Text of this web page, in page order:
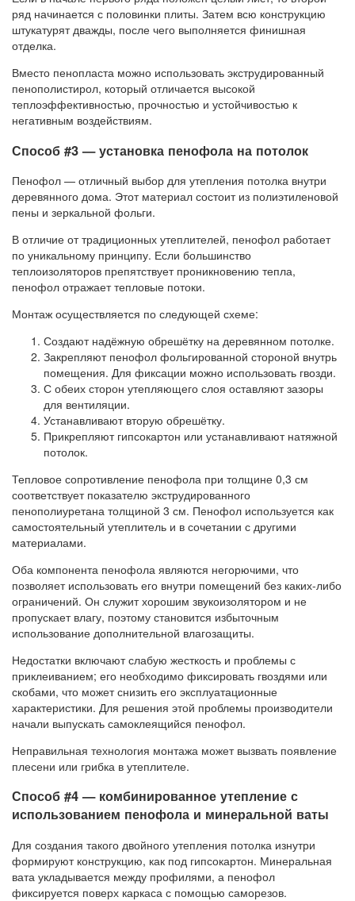
ряд начинается с половинки плиты. Затем всю конструкцию
штукатурят дважды, после чего выполняется финишная
отделка.
Вместо пенопласта можно использовать экструдированный
пенополистирол, который отличается высокой
теплоэффективностью, прочностью и устойчивостью к
негативным воздействиям.
Способ #3 — установка пенофола на потолок
Пенофол — отличный выбор для утепления потолка внутри
деревянного дома. Этот материал состоит из полиэтиленовой
пены и зеркальной фольги.
В отличие от традиционных утеплителей, пенофол работает
по уникальному принципу. Если большинство
теплоизоляторов препятствует проникновению тепла,
пенофол отражает тепловые потоки.
Монтаж осуществляется по следующей схеме:
Создают надёжную обрешётку на деревянном потолке.
Закрепляют пенофол фольгированной стороной внутрь
помещения. Для фиксации можно использовать гвозди.
С обеих сторон утепляющего слоя оставляют зазоры
для вентиляции.
Устанавливают вторую обрешётку.
Прикрепляют гипсокартон или устанавливают натяжной
потолок.
Тепловое сопротивление пенофола при толщине 0,3 см
соответствует показателю экструдированного
пенополиуретана толщиной 3 см. Пенофол используется как
самостоятельный утеплитель и в сочетании с другими
материалами.
Оба компонента пенофола являются негорючими, что
позволяет использовать его внутри помещений без каких-либо
ограничений. Он служит хорошим звукоизолятором и не
пропускает влагу, поэтому становится избыточным
использование дополнительной влагозащиты.
Недостатки включают слабую жесткость и проблемы с
приклеиванием; его необходимо фиксировать гвоздями или
скобами, что может снизить его эксплуатационные
характеристики. Для решения этой проблемы производители
начали выпускать самоклеящийся пенофол.
Неправильная технология монтажа может вызвать появление
плесени или грибка в утеплителе.
Способ #4 — комбинированное утепление с
использованием пенофола и минеральной ваты
Для создания такого двойного утепления потолка изнутри
формируют конструкцию, как под гипсокартон. Минеральная
вата укладывается между профилями, а пенофол
фиксируется поверх каркаса с помощью саморезов.